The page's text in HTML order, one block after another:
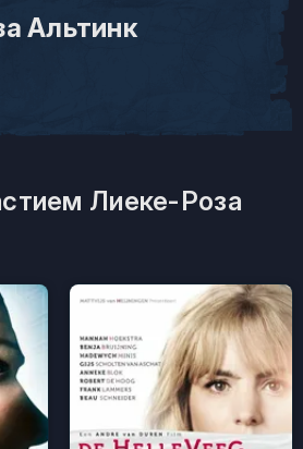
Альтинк
Лиеке-Роза